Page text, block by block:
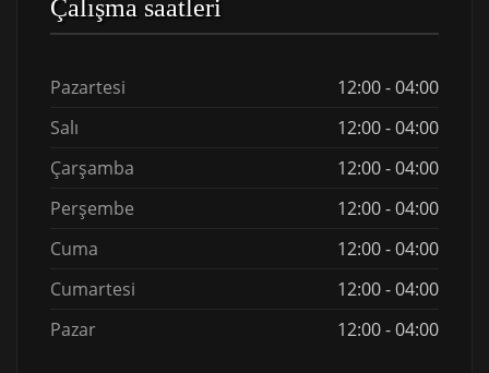
Çalışma saatleri
Pazartesi
12:00 - 04:00
Salı
12:00 - 04:00
Çarşamba
12:00 - 04:00
Perşembe
12:00 - 04:00
Cuma
12:00 - 04:00
Cumartesi
12:00 - 04:00
Pazar
12:00 - 04:00